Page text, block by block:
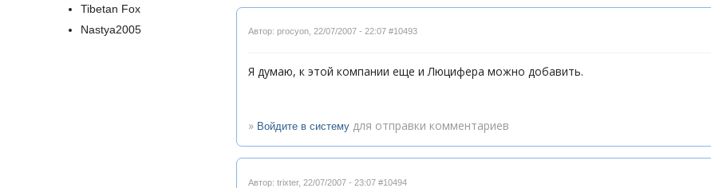
Tibetan Fox
Nastya2005
Автор: procyon 22/07/2007 - 22:07 #10493
Я думаю, к этой компании еще и Люцифера можно добавить.
» Войдите в систему для отправки комментариев
Автор: trixter, 22/07/2007 - 23:07 #10494